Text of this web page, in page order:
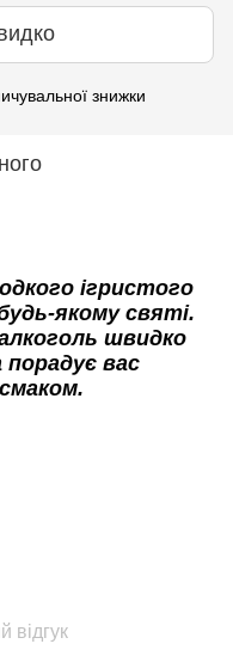
знижки
ігристого
якому святі.
швидко
порадує вас
відгук